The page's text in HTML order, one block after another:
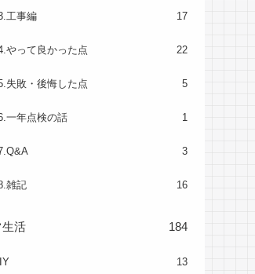
工事編 17
やって良かった点 22
失敗・後悔した点 5
一年点検の話 1
3
雑記 16
生活 184
13